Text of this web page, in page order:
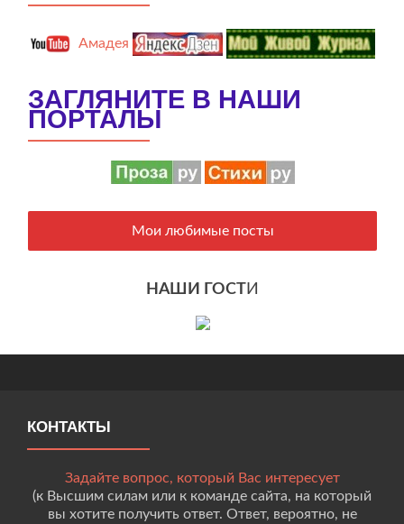
Амадея
ЗАГЛЯНИТЕ В НАШИ
ПОРТАЛЫ
Мои любимые посты
НАШИ ГОСТИ
КОНТАКТЫ
Задайте вопрос, который Вас интересует
(к Высшим силам или к команде сайта, на который
вы хотите получить ответ. Ответ, вероятно, не